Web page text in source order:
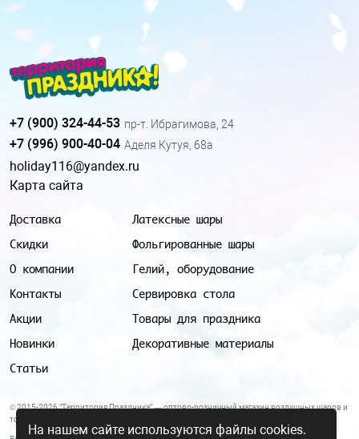
Доставка
Скидки
О компании
Контакты
Акции
Новинки
Статьи
Латексные шары
Фольгированные шары
Гелий, оборудование
Сервировка стола
Товары для праздника
Декоративные материалы
+7 (900) 324-44-53 пр-т. Ибрагимова, 24
+7 (996) 900-40-04 Аделя Кутуя, 68а
holiday116@yandex.ru
Карта сайта
© 2015-2026 "Территория Праздника" — оптово-розничный магазин воздушных шаров и
товаров для праздника.
На нашем сайте используются файлы cookies.